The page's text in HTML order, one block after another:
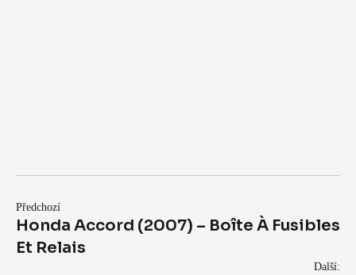
Předchozí
Honda Accord (2007) – Boîte À Fusibles
Et Relais
Další: